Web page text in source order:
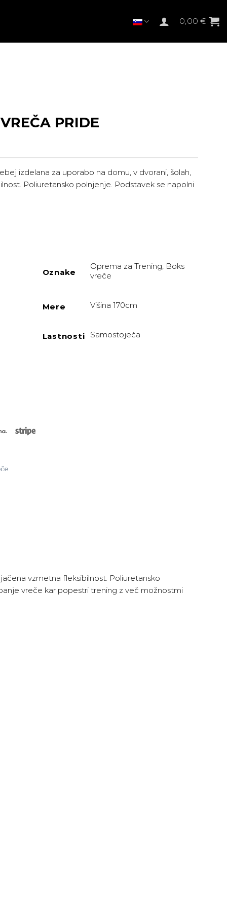
0,00€
PRIDE
izdelana za uporabo na domu, v dvorani, šolah,
Poliuretansko polnjenje. Podstavek se napolni
€.
Oznake
Oprema za Trening, Boks
vreče
Mere Višina 170cm
Lastnosti Samostoječa
Klarna Stripe
vzmetna fleksibilnost. Poliuretansko
vreče kar popestri trening z več možnostmi